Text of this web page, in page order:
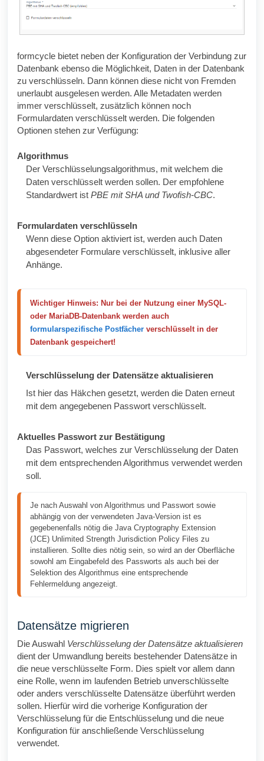
formcycle bietet neben der Konfiguration der Verbindung zur
Datenbank ebenso die Möglichkeit, Daten in der Datenbank
zu verschlüsseln. Dann können diese nicht von Fremden
unerlaubt ausgelesen werden. Alle Metadaten werden
immer verschlüsselt, zusätzlich können noch
Formulardaten verschlüsselt werden. Die folgenden
Optionen stehen zur Verfügung:
Algorithmus
Der Verschlüsselungsalgorithmus, mit welchem die
Daten verschlüsselt werden sollen. Der empfohlene
Standardwert ist PBE mit SHA und Twofish-CBC.
Formulardaten verschlüsseln
Wenn diese Option aktiviert ist, werden auch Daten
abgesendeter Formulare verschlüsselt, inklusive aller
Anhänge.
Wichtiger Hinweis: Nur bei der Nutzung einer MySQL-
formularspezifische Postfächer verschlüsselt in der
Datenbank gespeichert!
Verschlüsselung der Datensätze aktualisieren
Ist hier das Häkchen gesetzt, werden die Daten erneut
mit dem angegebenen Passwort verschlüsselt.
Aktuelles Passwort zur Bestätigung
Das Passwort, welches zur Verschlüsselung der Daten
mit dem entsprechenden Algorithmus verwendet werden
soll.
Je nach Auswahl von Algorithmus und Passwort sowie
abhängig von der verwendeten Java-Version ist es
gegebenenfalls nötig die Java Cryptography Extension
(JCE) Unlimited Strength Jurisdiction Policy Files zu
installieren. Sollte dies nötig sein, so wird an der Oberfläche
sowohl am Eingabefeld des Passworts als auch bei der
Selektion des Algorithmus eine entsprechende
Fehlermeldung angezeigt.
Datensätze migrieren
Die Auswahl Verschlüsselung der Datensätze aktualisieren
dient der Umwandlung bereits bestehender Datensätze in
die neue verschlüsselte Form. Dies spielt vor allem dann
eine Rolle, wenn im laufenden Betrieb unverschlüsselte
oder anders verschlüsselte Datensätze überführt werden
sollen. Hierfür wird die vorherige Konfiguration der
Verschlüsselung für die Entschlüsselung und die neue
Konfiguration für anschließende Verschlüsselung
verwendet.